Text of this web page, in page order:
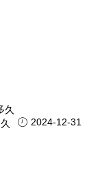
2024-12-31